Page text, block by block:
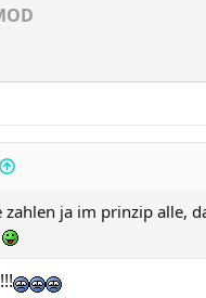
zahlen ja im prinzip alle,